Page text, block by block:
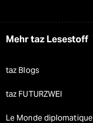
Mehr taz Lesestoff
taz Blogs
taz FUTURZWEI
Le Monde diplomatique